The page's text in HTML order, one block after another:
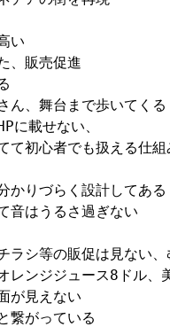
い
、販売促進
ん、舞台まで歩いてくる
に載せない、
初心者でも扱える仕組
かりづらく設計してある
音はうるさ過ぎない
シ等の販促は見ない
ンジジュース8ドル、
が見えない
繋がっている